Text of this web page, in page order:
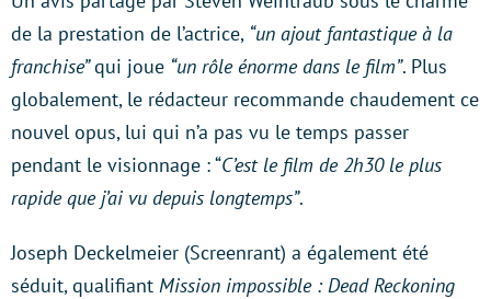
de la prestation de l’actrice, “un ajout fantastique à la
franchise”qui joue “un rôle énorme dans le film”. Plus
globalement, le rédacteur recommande chaudement ce
nouvel opus, lui qui n’a pas vu le temps passer
pendant le visionnage : “C’est le film de 2h30 le plus
rapide que j’ai vu depuis longtemps”.
Joseph Deckelmeier (Screenrant) a également été
séduit, qualifiant Mission impossible : Dead Reckoning